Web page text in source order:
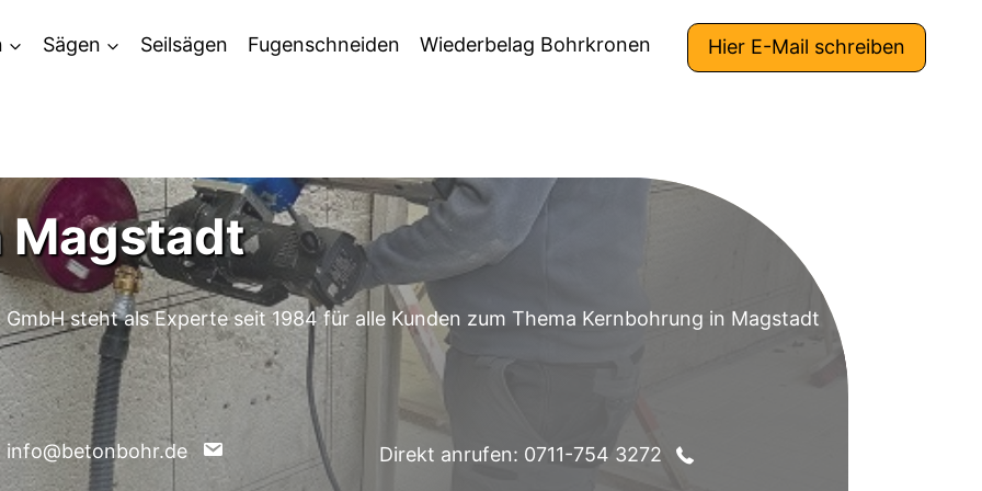
Sägen Seilsägen Fugenschneiden Wiederbelag Bohrkronen Hier E-Mail schreiben
Magstadt
steht als Experte seit 1984 für alle Kunden zum Thema Kernbohrung in Magstadt
info@betonbohr.de Direkt anrufen: 0711-754 3272